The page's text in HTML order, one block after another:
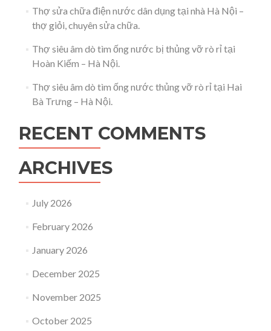
Thợ sửa chữa điện nước dân dụng tại nhà Hà Nội –
thợ giỏi, chuyên sửa chữa.
Thợ siêu âm dò tìm ống nước bị thủng vỡ rò rỉ tại
Hoàn Kiếm – Hà Nội.
Thợ siêu âm dò tìm ống nước thủng vỡ rò rỉ tại Hai
Bà Trưng – Hà Nội.
RECENT COMMENTS
ARCHIVES
July 2026
February 2026
January 2026
December 2025
November 2025
October 2025